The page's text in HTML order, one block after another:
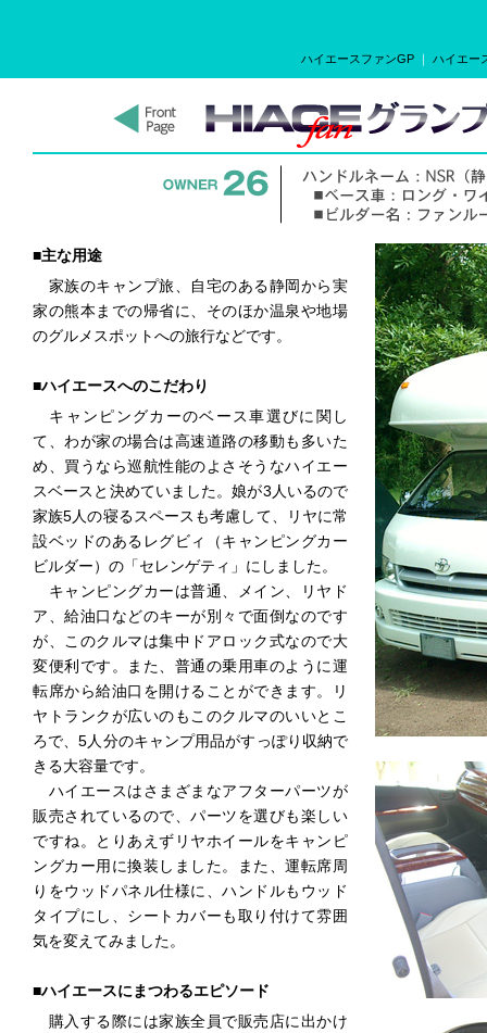
ハイエースファンGP ｜ ハイエー
■主な用途
家族のキャンプ旅、自宅のある静岡から実
家の熊本までの帰省に、そのほか温泉や地場
のグルメスポットへの旅行などです。
■ハイエースへのこだわり
キャンピングカーのベース車選びに関し
て、わが家の場合は高速道路の移動も多いた
め、買うなら巡航性能のよさそうなハイエー
スベースと決めていました。娘が3人いるので
家族5人の寝るスペースも考慮して、リヤに常
設ベッドのあるレグビィ（キャンピングカー
ビルダー）の「セレンゲティ」にしました。
キャンピングカーは普通、メイン、リヤド
ア、給油口などのキーが別々で面倒なのです
が、このクルマは集中ドアロック式なので大
変便利です。また、普通の乗用車のように運
転席から給油口を開けることができます。リ
ヤトランクが広いのもこのクルマのいいとこ
ろで、5人分のキャンプ用品がすっぽり収納で
きる大容量です。
ハイエースはさまざまなアフターパーツが
販売されているので、パーツを選びも楽しい
ですね。とりあえずリヤホイールをキャンピ
ングカー用に換装しました。また、運転席周
りをウッドパネル仕様に、ハンドルもウッド
タイプにし、シートカバーも取り付けて雰囲
気を変えてみました。
■ハイエースにまつわるエピソード
購入する際には家族全員で販売店に出かけ